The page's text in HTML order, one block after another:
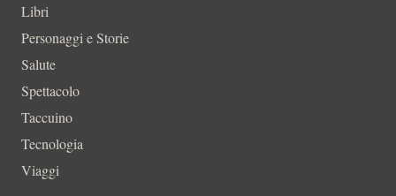
Libri
Personaggi e Storie
Salute
Spettacolo
Taccuino
Tecnologia
Viaggi